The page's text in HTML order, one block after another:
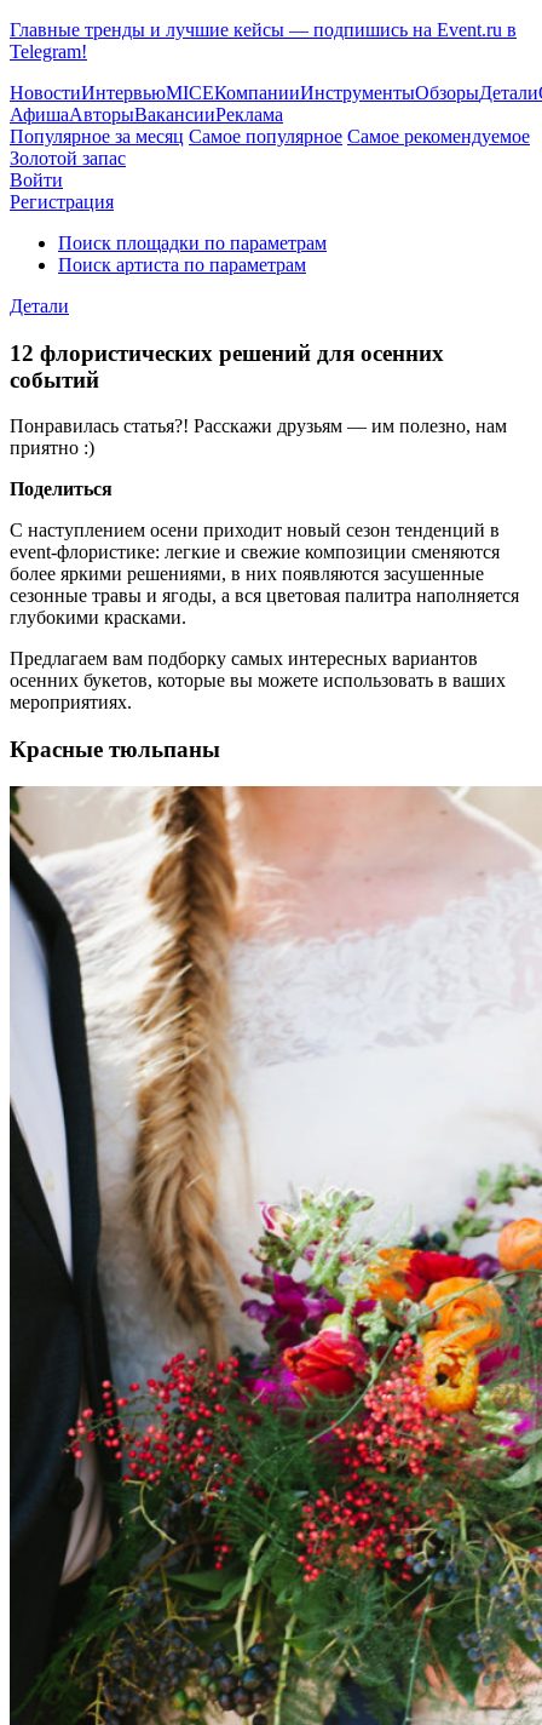
Главные тренды и лучшие кейсы — подпишись на Event.ru в
Telegram!
НовостиИнтервьюMICEКомпанииИнструментыОбзорыДетали
АфишаАвторыВакансииРеклама
Популярное за месяц Самое популярное Самое рекомендуемое
Золотой запас
Войти
Регистрация
Поиск площадки по параметрам
Поиск артиста по параметрам
Детали
12 флористических решений для осенних
событий
Понравилась статья?! Расскажи друзьям — им полезно, нам
приятно :)
Поделиться
С наступлением осени приходит новый сезон тенденций в
event-флористике: легкие и свежие композиции сменяются
более яркими решениями, в них появляются засушенные
сезонные травы и ягоды, а вся цветовая палитра наполняется
глубокими красками.
Предлагаем вам подборку самых интересных вариантов
осенних букетов, которые вы можете использовать в ваших
мероприятиях.
Красные тюльпаны